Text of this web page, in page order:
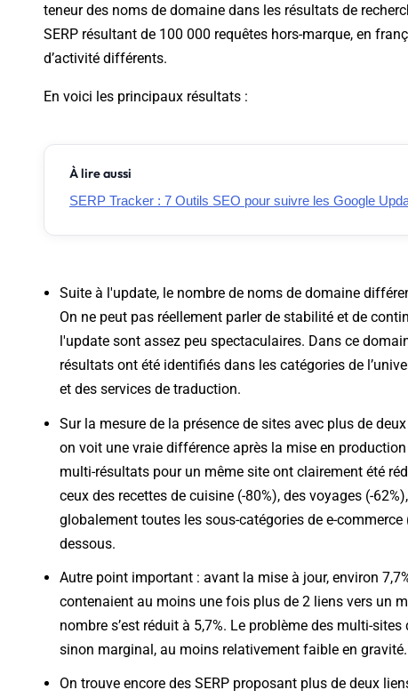
teneur des noms de domaine dans les résultats de
SERP résultant de 100 000 requêtes hors-marque, en
d’activité différents.
En voici les principaux résultats :
À lire aussi
SERP Tracker : 7 Outils SEO pour suivre les Google
Suite à l'update, le nombre de noms de domaine
On ne peut pas réellement parler de stabilité et de
l'update sont assez peu spectaculaires. Dans ce
résultats ont été identifiés dans les catégories de
et des services de traduction.
Sur la mesure de la présence de sites avec plus de
on voit une vraie différence après la mise en
multi-résultats pour un même site ont clairement été
ceux des recettes de cuisine (-80%), des voyages (-
globalement toutes les sous-catégories de e-
dessous.
Autre point important : avant la mise à jour, environ
contenaient au moins une fois plus de 2 liens vers un
nombre s’est réduit à 5,7%. Le problème des multi-
sinon marginal, au moins relativement faible en gravité.
On trouve encore des SERP proposant plus de deux